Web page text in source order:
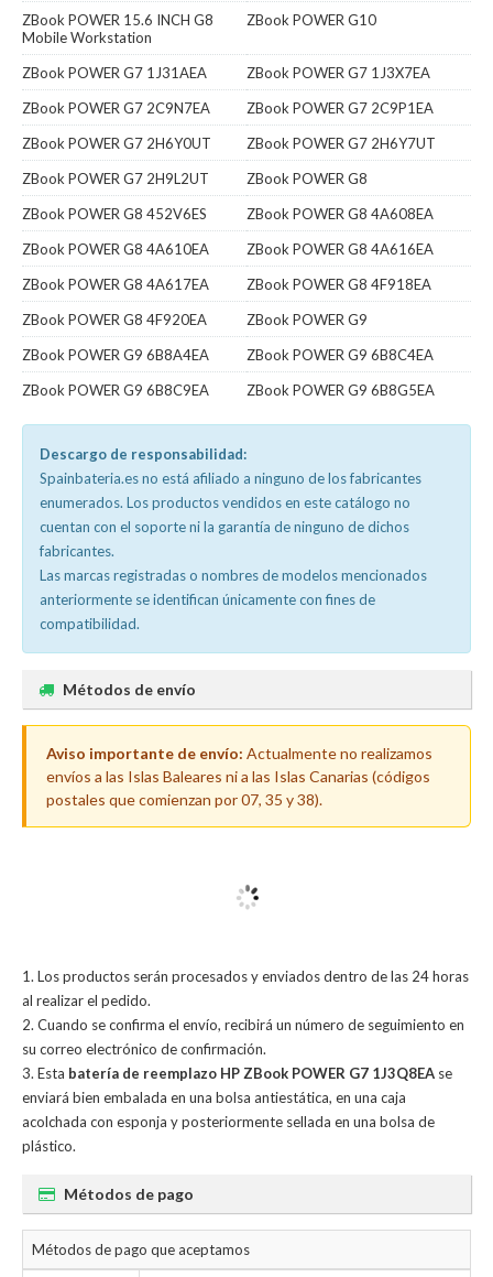
ZBook POWER 15.6 INCH G8
Mobile Workstation
ZBook POWER G10
ZBook POWER G7 1J31AEA
ZBook POWER G7 1J3X7EA
ZBook POWER G7 2C9N7EA
ZBook POWER G7 2C9P1EA
ZBook POWER G7 2H6Y0UT
ZBook POWER G7 2H6Y7UT
ZBook POWER G7 2H9L2UT
ZBook POWER G8
ZBook POWER G8 452V6ES
ZBook POWER G8 4A608EA
ZBook POWER G8 4A610EA
ZBook POWER G8 4A616EA
ZBook POWER G8 4A617EA
ZBook POWER G8 4F918EA
ZBook POWER G8 4F920EA
ZBook POWER G9
ZBook POWER G9 6B8A4EA
ZBook POWER G9 6B8C4EA
ZBook POWER G9 6B8C9EA
ZBook POWER G9 6B8G5EA
Descargo de responsabilidad:
Spainbateria.es no está afiliado a ninguno de los fabricantes
enumerados. Los productos vendidos en este catálogo no
cuentan con el soporte ni la garantía de ninguno de dichos
fabricantes.
Las marcas registradas o nombres de modelos mencionados
anteriormente se identifican únicamente con fines de
compatibilidad.
Métodos de envío
Aviso importante de envío: Actualmente no realizamos
envíos a las Islas Baleares ni a las Islas Canarias (códigos
postales que comienzan por 07, 35 y 38).
Los productos serán procesados y enviados dentro de las 24 horas
al realizar el pedido.
Cuando se confirma el envío, recibirá un número de seguimiento en
su correo electrónico de confirmación.
Esta batería de reemplazo HP ZBook POWER G7 1J3Q8EA se
enviará bien embalada en una bolsa antiestática, en una caja
acolchada con esponja y posteriormente sellada en una bolsa de
plástico.
Métodos de pago
Métodos de pago que aceptamos